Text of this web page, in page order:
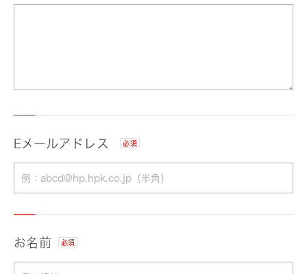
Eメールアドレス 必須
お名前 必須